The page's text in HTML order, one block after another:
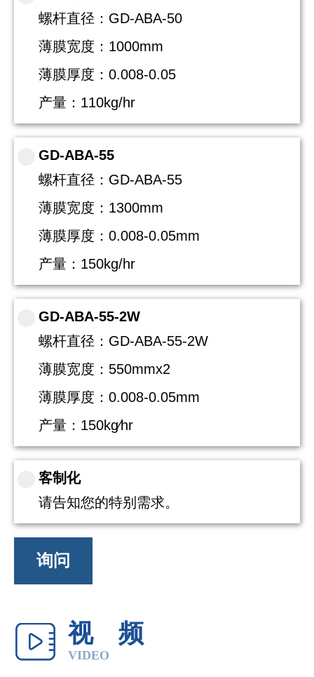
螺杆直径：GD-ABA-50
薄膜宽度：1000mm
薄膜厚度：0.008-0.05
产量：110kg/hr
GD-ABA-55
螺杆直径：GD-ABA-55
薄膜宽度：1300mm
薄膜厚度：0.008-0.05mm
产量：150kg/hr
GD-ABA-55-2W
螺杆直径：GD-ABA-55-2W
薄膜宽度：550mmx2
薄膜厚度：0.008-0.05mm
产量：150kg∕hr
客制化
请告知您的特别需求。
询问
视频
VIDEO